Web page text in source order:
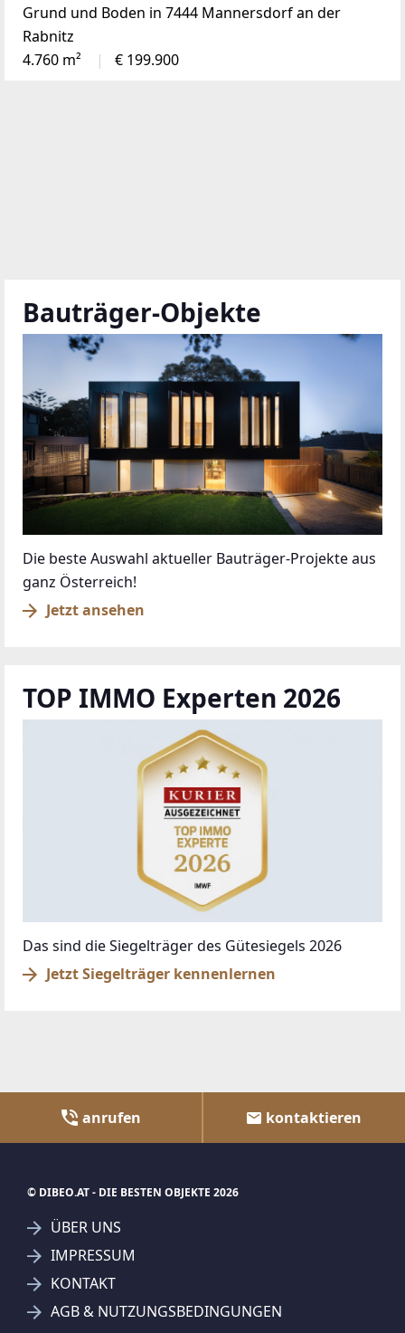
Grund und Boden in 7444 Mannersdorf an der
Rabnitz
4.760 m²
€ 199.900
Bauträger-Objekte
Die beste Auswahl aktueller Bauträger-Projekte aus
ganz Österreich!
Jetzt ansehen
TOP IMMO Experten 2026
Das sind die Siegelträger des Gütesiegels 2026
Jetzt Siegelträger kennenlernen
anrufen kontaktieren
© DIBEO.AT - DIE BESTEN OBJEKTE 2026
ÜBER UNS
IMPRESSUM
KONTAKT
AGB & NUTZUNGSBEDINGUNGEN